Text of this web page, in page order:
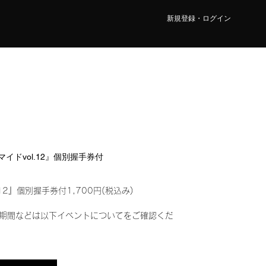
新規登録・ログイン
イドvol.12』個別握手券付
』個別握手券付1,700円(税込み)
間などは以下イベントについてをご確認くだ